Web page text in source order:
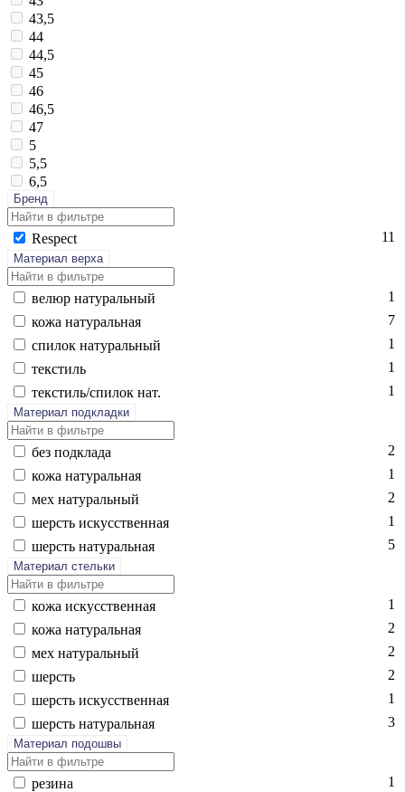
43,5
44
44,5
45
46
46,5
47
5
5,5
6,5
Бренд
Res­pect 11
Материал верха
ве­люр на­тураль­ный
1
ко­жа на­тураль­ная
7
спи­лок на­тураль­ный
1
текс­тиль
1
текс­тиль/спи­лок нат.
1
Материал подкладки
без подк­ла­да
2
ко­жа на­тураль­ная
1
мех на­тураль­ный
2
шерсть ис­кусс­твен­ная
1
шерсть на­тураль­ная
5
Материал стельки
ко­жа ис­кусс­твен­ная
1
ко­жа на­тураль­ная
2
мех на­тураль­ный
2
шерсть
2
шерсть ис­кусс­твен­ная
1
шерсть на­тураль­ная
3
Материал подошвы
ре­зина
1